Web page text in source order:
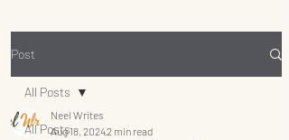
Post
All Posts
All Posts
Neel Writes
Aug 18, 20242 min read